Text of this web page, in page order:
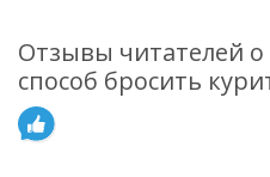
Отзывы читателей о
способ бросить